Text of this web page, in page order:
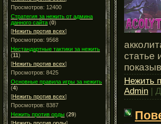
Просмотров: 12400
Стратегия за нежить от админа
данного сайта (0)
[Нежить против всех]
Просмотров: 9568
Нестандартные тактики за нежить
(11)
[Нежить против всех]
Просмотров: 8425
Основные правила игры за нежить
(4)
[Нежить против всех]
Просмотров: 8387
Нежить против орды (29)
статье
Нежить
Admin |